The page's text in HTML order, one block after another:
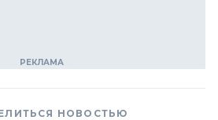
НОВОСТЬЮ